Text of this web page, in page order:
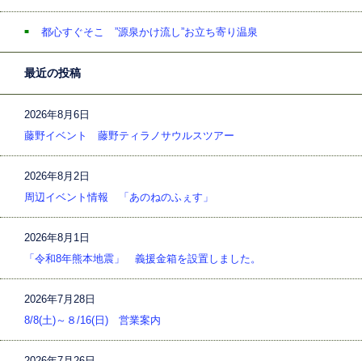
都心すぐそこ ”源泉かけ流し”お立ち寄り温泉
最近の投稿
2026年8月6日
藤野イベント 藤野ティラノサウルスツアー
2026年8月2日
周辺イベント情報 「あのねのふぇす」
2026年8月1日
「令和8年熊本地震」 義援金箱を設置しました。
2026年7月28日
8/8(土)～８/16(日) 営業案内